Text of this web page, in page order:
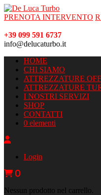
PRENOTA INTERVENTO
+39 099 591 6737
info@delucaturbo.it
HOME
CHI SIAMO
ATTREZZATURE
ATTREZZATURE
I NOSTRI SERVIZI
SHOP
CONTATTI
0 elementi
Login
0
Nessun prodotto nel carrello.